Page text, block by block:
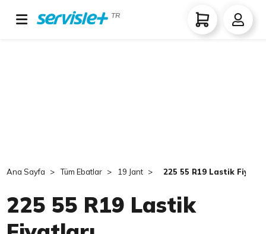
TR
Ana Sayfa Tüm Ebatlar 19 Jant 225 55 R19 Lastik
225 55 R19 Lastik